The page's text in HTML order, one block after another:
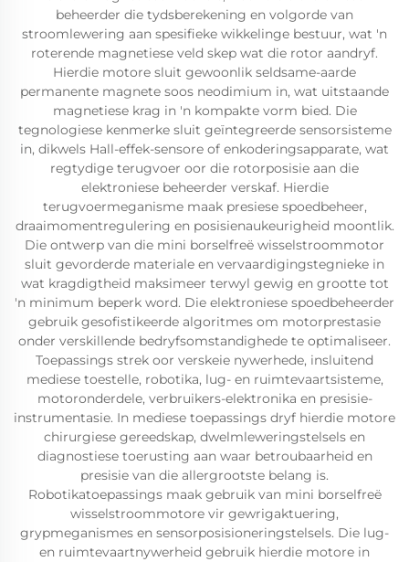
beheerder die tydsberekening en volgorde van
stroomlewering aan spesifieke wikkelinge bestuur, wat 'n
roterende magnetiese veld skep wat die rotor aandryf.
Hierdie motore sluit gewoonlik seldsame-aarde
permanente magnete soos neodimium in, wat uitstaande
magnetiese krag in 'n kompakte vorm bied. Die
tegnologiese kenmerke sluit geïntegreerde sensorsisteme
in, dikwels Hall-effek-sensore of enkoderingsapparate, wat
regtydige terugvoer oor die rotorposisie aan die
elektroniese beheerder verskaf. Hierdie
terugvoermeganisme maak presiese spoedbeheer,
draaimomentregulering en posisienaukeurigheid moontlik.
Die ontwerp van die mini borselfreë wisselstroommotor
sluit gevorderde materiale en vervaardigingstegnieke in
wat kragdigtheid maksimeer terwyl gewig en grootte tot
'n minimum beperk word. Die elektroniese spoedbeheerder
gebruik gesofistikeerde algoritmes om motorprestasie
onder verskillende bedryfsomstandighede te optimaliseer.
Toepassings strek oor verskeie nywerhede, insluitend
mediese toestelle, robotika, lug- en ruimtevaartsisteme,
motoronderdele, verbruikers-elektronika en presisie-
instrumentasie. In mediese toepassings dryf hierdie motore
chirurgiese gereedskap, dwelmleweringstelsels en
diagnostiese toerusting aan waar betroubaarheid en
presisie van die allergrootste belang is.
Robotikatoepassings maak gebruik van mini borselfreë
wisselstroommotore vir gewrigaktuering,
grypmeganismes en sensorposisioneringstelsels. Die lug-
en ruimtevaartnywerheid gebruik hierdie motore in